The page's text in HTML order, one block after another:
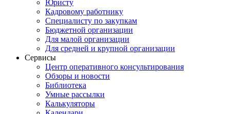
Юристу
Кадровому работнику
Специалисту по закупкам
Бюджетной организации
Для малой организации
Для средней и крупной организации
Сервисы
Центр оперативного консультирования
Обзоры и новости
Библиотека
Умные рассылки
Калькуляторы